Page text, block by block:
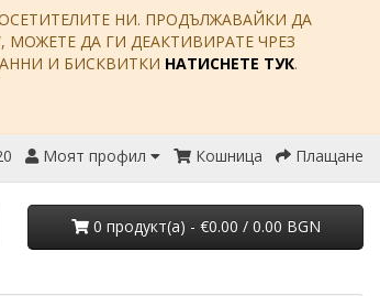
НИ. ПРОДЪЛЖАВАЙКИ ДА
МОЖЕТЕ ДА ГИ ДЕАКТИВИРАТЕ ЧРЕЗ
И БИСКВИТКИ НАТИСНЕТЕ ТУК.
Моят профил Кошница Плащане
0 продукт(a) - €0.00 / 0.00 BGN